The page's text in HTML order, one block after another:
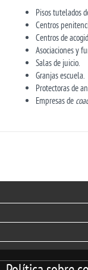
Pisos tutelados
Centros
Centros de
Asociaciones y
Salas de juicio.
Granjas escuela.
Protectoras de
Empresas de